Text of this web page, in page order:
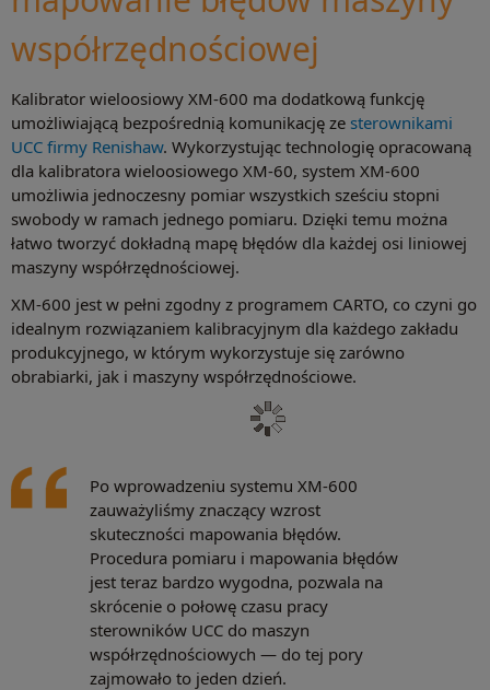
współrzędnościowej
Kalibrator wieloosiowy XM-600 ma dodatkową funkcję
umożliwiającą bezpośrednią komunikację ze sterownikami
UCC firmy Renishaw. Wykorzystując technologię opracowaną
dla kalibratora wieloosiowego XM-60, system XM-600
umożliwia jednoczesny pomiar wszystkich sześciu stopni
swobody w ramach jednego pomiaru. Dzięki temu można
łatwo tworzyć dokładną mapę błędów dla każdej osi liniowej
maszyny współrzędnościowej.
XM-600 jest w pełni zgodny z programem CARTO, co czyni go
idealnym rozwiązaniem kalibracyjnym dla każdego zakładu
produkcyjnego, w którym wykorzystuje się zarówno
obrabiarki, jak i maszyny współrzędnościowe.
Po wprowadzeniu systemu XM-600
zauważyliśmy znaczący wzrost
skuteczności mapowania błędów.
Procedura pomiaru i mapowania błędów
jest teraz bardzo wygodna, pozwala na
skrócenie o połowę czasu pracy
sterowników UCC do maszyn
współrzędnościowych — do tej pory
zajmowało to jeden dzień.